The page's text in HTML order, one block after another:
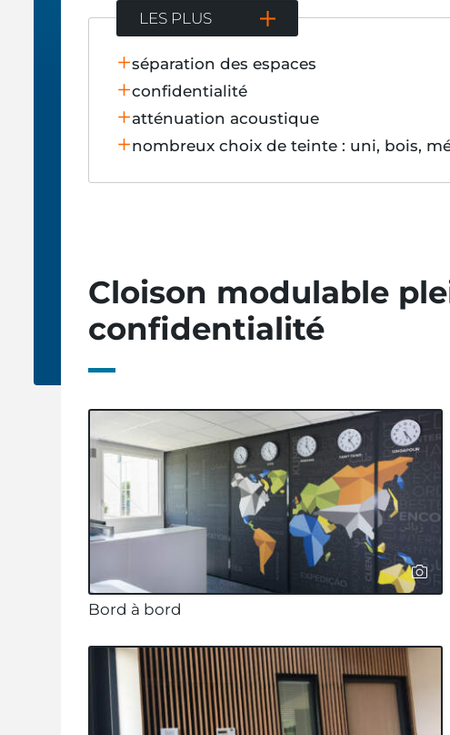
LES PLUS
séparation des espaces
confidentialité
atténuation acoustique
nombreux choix de teinte : uni, bois,
Cloison modulable
confidentialité
Bord à bord